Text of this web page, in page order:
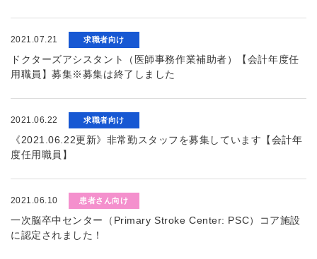
2021.07.21 求職者向け
ドクターズアシスタント（医師事務作業補助者）【会計年度任
用職員】募集※募集は終了しました
2021.06.22 求職者向け
《2021.06.22更新》非常勤スタッフを募集しています【会計年
度任用職員】
2021.06.10 患者さん向け
一次脳卒中センター（Primary Stroke Center: PSC）コア施設
に認定されました！